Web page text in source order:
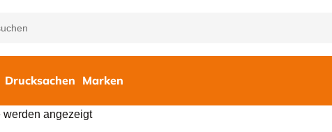
Drucksachen Marken
angezeigt